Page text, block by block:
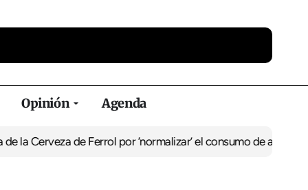
Opinión Agenda
Ferrol por ‘normalizar’ el consumo de alcoholDe Perlío a